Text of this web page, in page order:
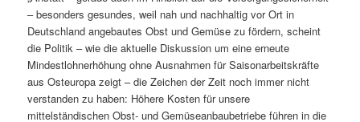
– besonders gesundes, weil nah und nachhaltig vor Ort in
Deutschland angebautes Obst und Gemüse zu fördern, scheint
die Politik – wie die aktuelle Diskussion um eine erneute
Mindestlohnerhöhung ohne Ausnahmen für Saisonarbeitskräfte
aus Osteuropa zeigt – die Zeichen der Zeit noch immer nicht
verstanden zu haben: Höhere Kosten für unsere
mittelständischen Obst- und Gemüseanbaubetriebe führen in die